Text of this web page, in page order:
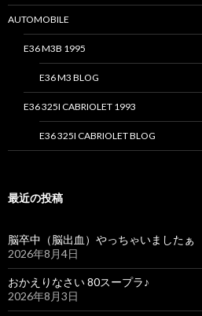
AUTOMOBILE
E36 M3B 1995
E36 M3 BLOG
E36 325I CABRIOLET 1993
E36 325I CABRIOLET BLOG
最近の投稿
脳卒中（脳出血）やっちゃいましたぁ
2026年8月4日
おかえりなさい 80スープラ♪
2026年8月3日